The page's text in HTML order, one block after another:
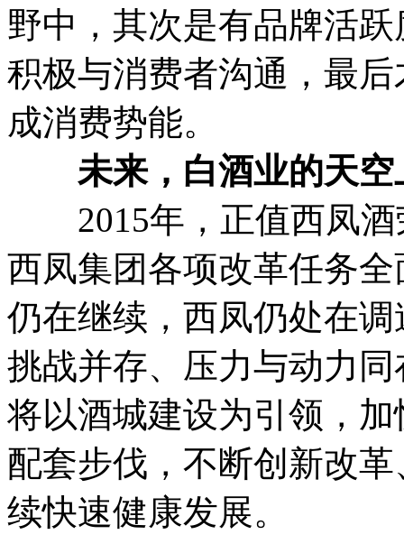
野中，其次是有品牌活
积极与消费者沟通，最
成消费势能。
未来，白酒业的天空
2015年，正值西凤酒
西凤集团各项改革任务
仍在继续，西凤仍处在
挑战并存、压力与动力
将以酒城建设为引领，
配套步伐，不断创新改
续快速健康发展。